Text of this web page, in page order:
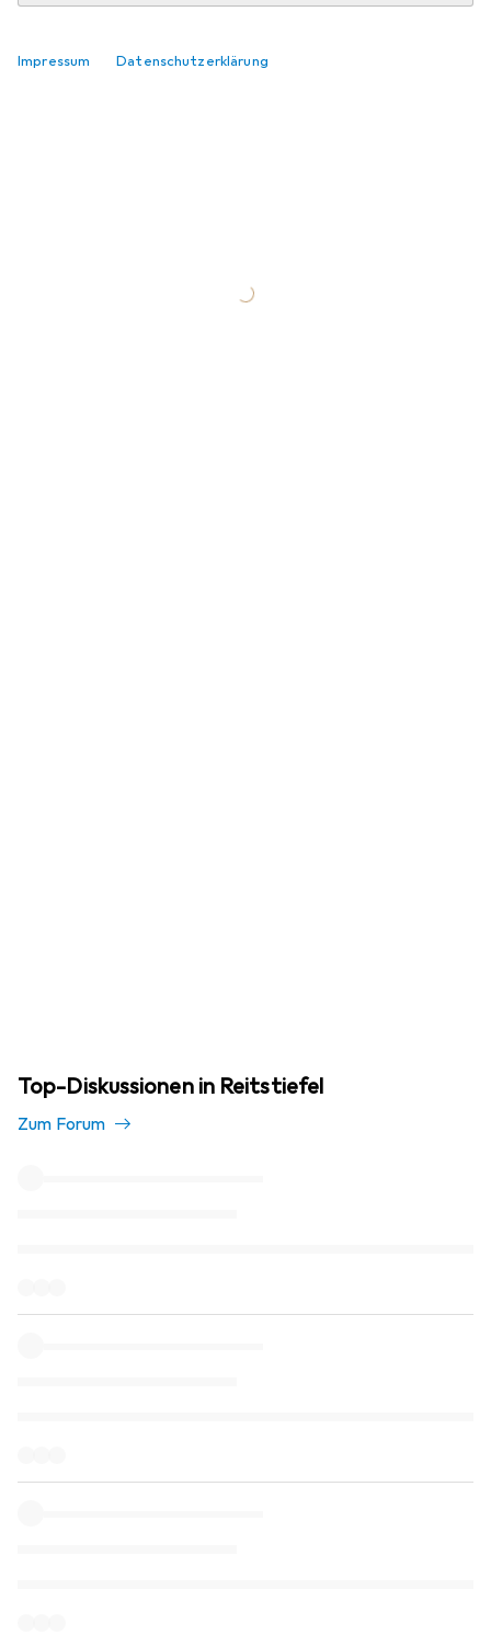
Impressum Datenschutzerklärung
Top-Diskussionen in Reitstiefel
Zum Forum